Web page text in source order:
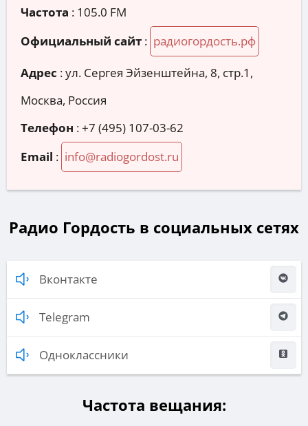
Частота : 105.0 FM
Официальный сайт : радиогордость.рф
Адрес :ул. Сергея Эйзенштейна, 8, стр.1,
Москва, Россия
Телефон :+7 (495) 107-03-62
Email : info@radiogordost.ru
Радио Гордость в социальных сетях
Вконтакте
Telegram
Одноклассники
Частота вещания: